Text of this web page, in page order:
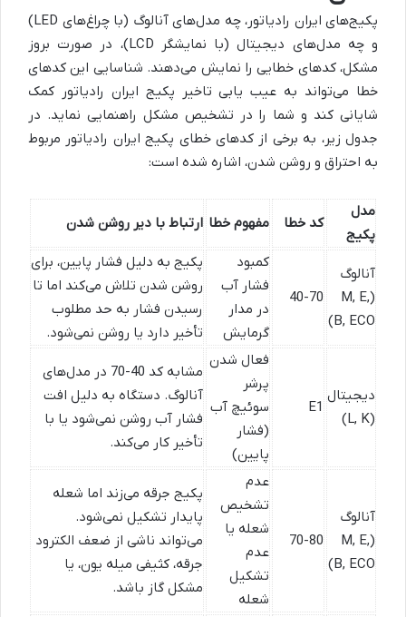
پکیج‌های ایران رادیاتور، چه مدل‌های آنالوگ (با چراغ‌های LED)
و چه مدل‌های دیجیتال (با نمایشگر LCD)، در صورت بروز
مشکل، کدهای خطایی را نمایش می‌دهند. شناسایی این کدهای
خطا می‌تواند به عیب یابی تاخیر پکیج ایران رادیاتور کمک
شایانی کند و شما را در تشخیص مشکل راهنمایی نماید. در
جدول زیر، به برخی از کدهای خطای پکیج ایران رادیاتور مربوط
به احتراق و روشن شدن، اشاره شده است:
مدل
پکیج
کد خطا مفهوم خطا ارتباط با دیر روشن شدن
آنالوگ
(M, E,
B, ECO)
40-70
کمبود
فشار آب
در مدار
گرمایش
پکیج به دلیل فشار پایین، برای
روشن شدن تلاش می‌کند اما تا
رسیدن فشار به حد مطلوب
تأخیر دارد یا روشن نمی‌شود.
دیجیتال
(L, K)
E1
فعال شدن
پرشر
سوئیچ آب
(فشار
پایین)
مشابه کد 40-70 در مدل‌های
آنالوگ. دستگاه به دلیل افت
فشار آب روشن نمی‌شود یا با
تأخیر کار می‌کند.
آنالوگ
(M, E,
B, ECO)
70-80
عدم
تشخیص
شعله یا
عدم
تشکیل
شعله
پکیج جرقه می‌زند اما شعله
پایدار تشکیل نمی‌شود.
می‌تواند ناشی از ضعف الکترود
جرقه، کثیفی میله یون، یا
مشکل گاز باشد.